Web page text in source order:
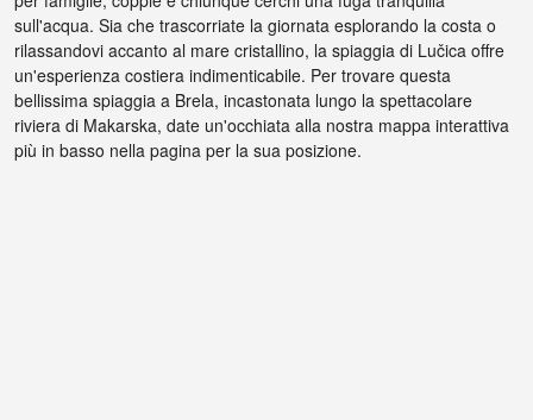
sull'acqua. Sia che trascorriate la giornata esplorando la costa o
rilassandovi accanto al mare cristallino, la spiaggia di Lučica offre
un'esperienza costiera indimenticabile. Per trovare questa
bellissima spiaggia a Brela, incastonata lungo la spettacolare
riviera di Makarska, date un'occhiata alla nostra mappa interattiva
più in basso nella pagina per la sua posizione.